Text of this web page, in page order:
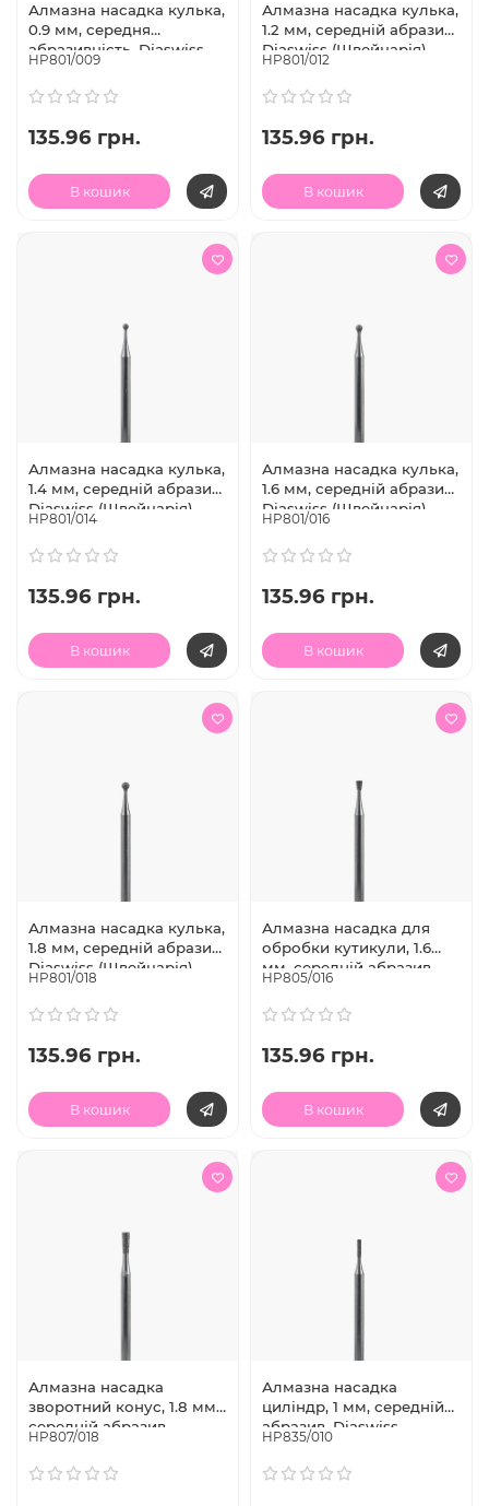
Алмазна насадка кулька,
0.9 мм, середня
абразивність, Diaswiss
(Швейцарія)
HP801/009
135.96 грн.
В кошик
Алмазна насадка кулька,
1.2 мм, середній абразив,
Diaswiss (Швейцарія)
HP801/012
135.96 грн.
В кошик
Алмазна насадка кулька,
1.4 мм, середній абразив,
Diaswiss (Швейцарія)
HP801/014
135.96 грн.
В кошик
Алмазна насадка кулька,
1.6 мм, середній абразив,
Diaswiss (Швейцарія)
HP801/016
135.96 грн.
В кошик
Алмазна насадка кулька,
1.8 мм, середній абразив,
Diaswiss (Швейцарія)
HP801/018
135.96 грн.
В кошик
Алмазна насадка для
обробки кутикули, 1.6
мм, середній абразив,
Diaswiss (Швейцарія)
HP805/016
135.96 грн.
В кошик
Алмазна насадка
зворотний конус, 1.8 мм,
середній абразив,
Diaswiss (Швейцарія)
HP807/018
Алмазна насадка
циліндр, 1 мм, середній
абразив, Diaswiss
(Швейцарія)
HP835/010